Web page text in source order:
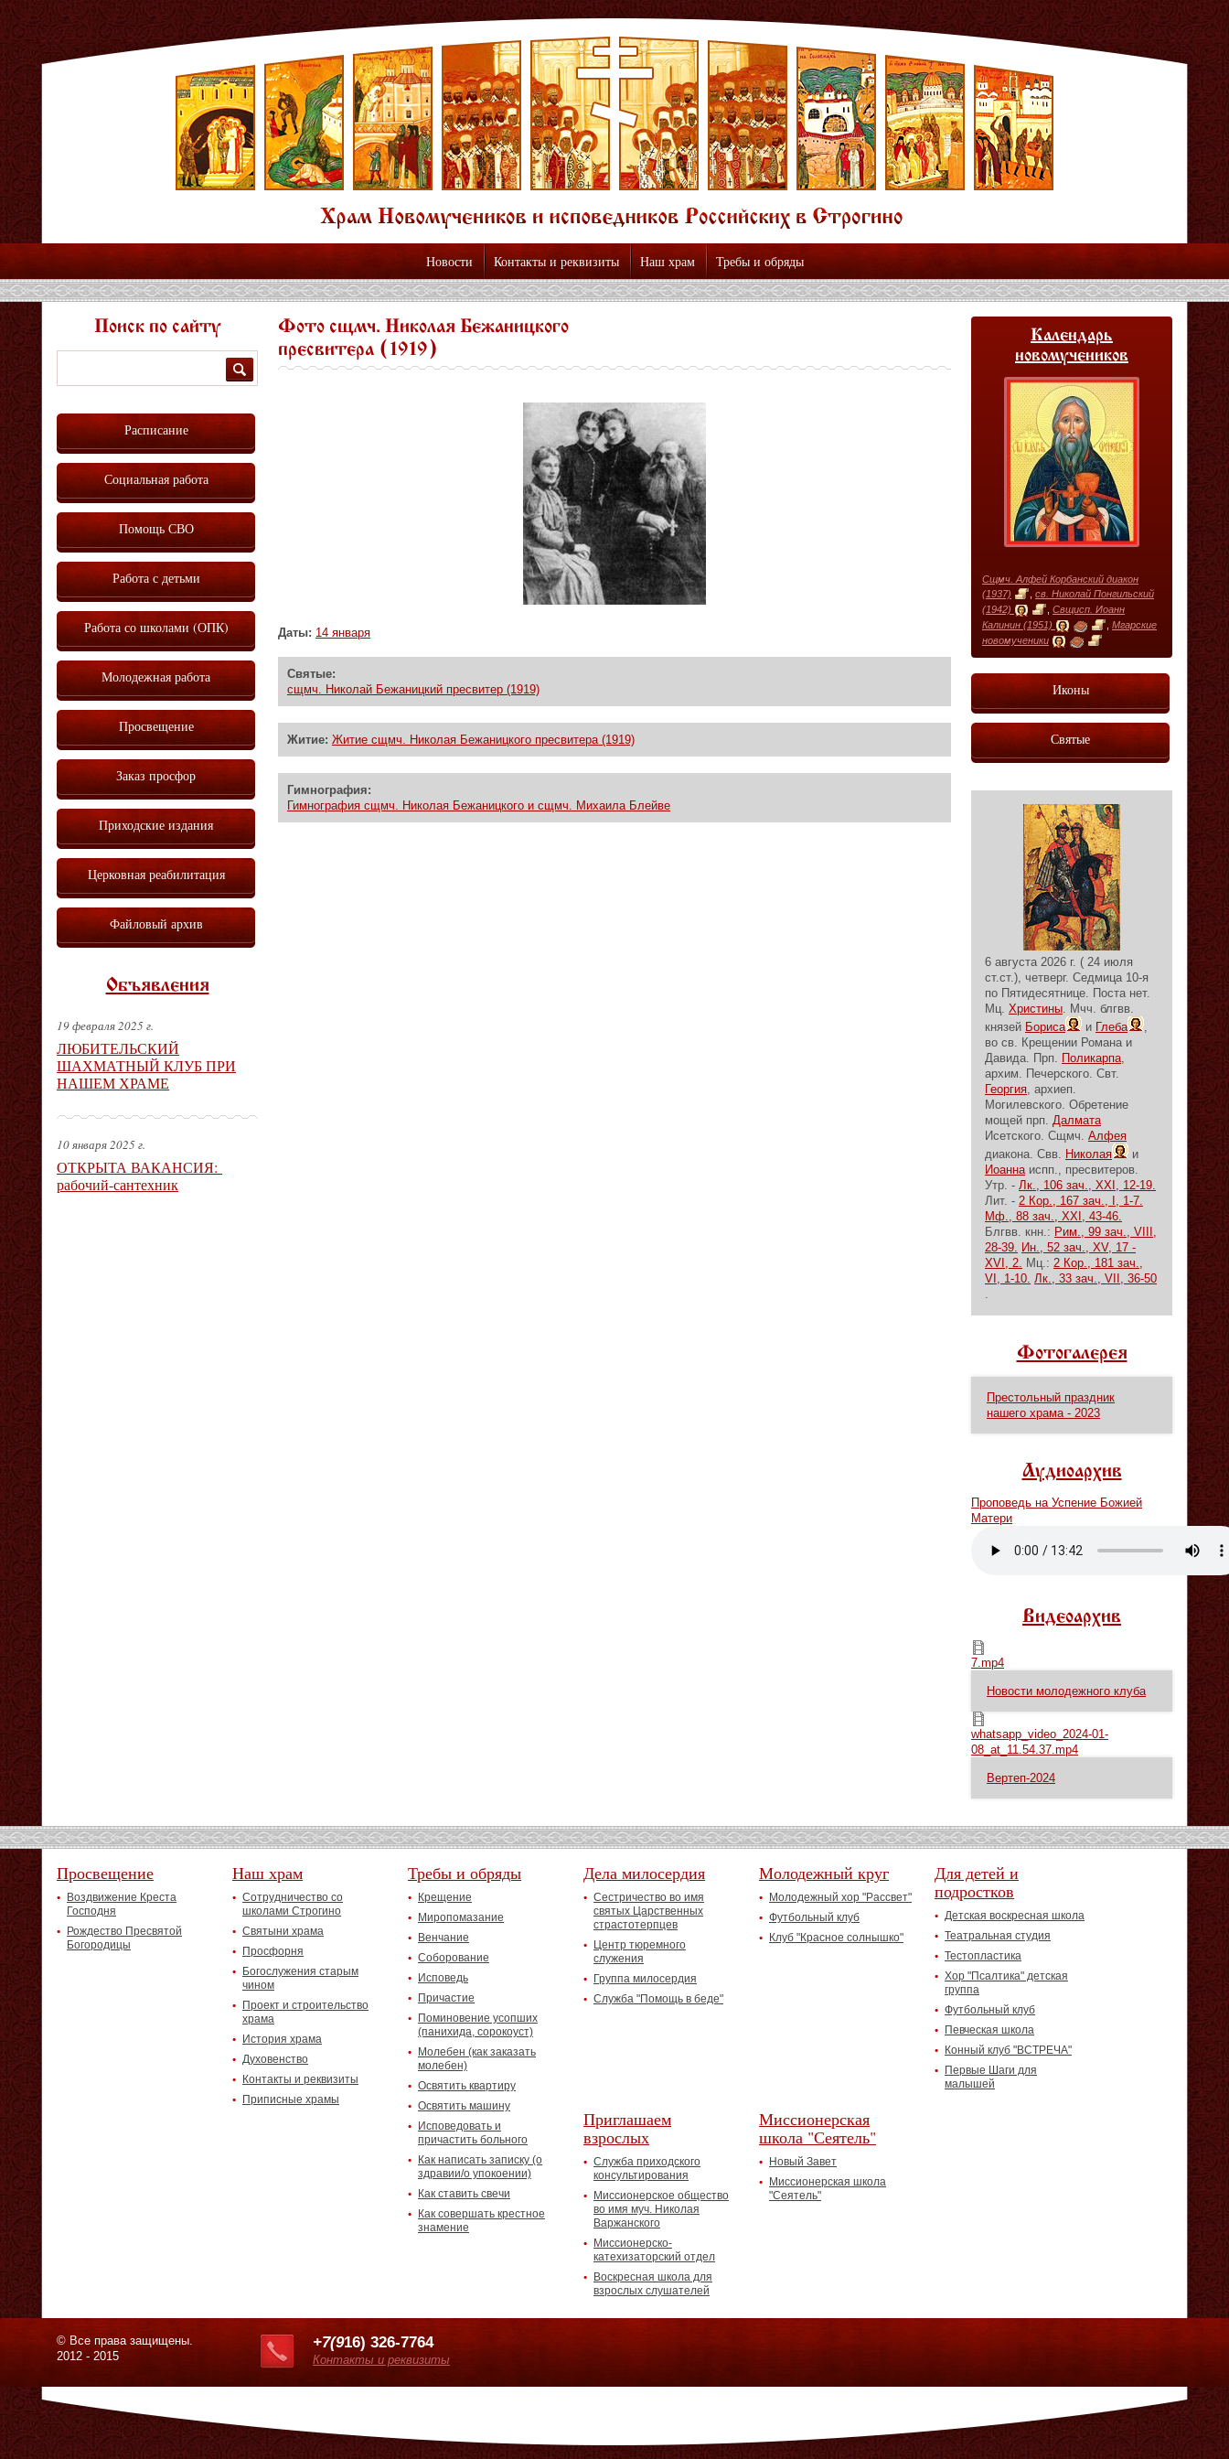
Новости Контакты и реквизиты Наш храм Требы и обряды
Фото сщмч. Николая Бежаницкого
пресвитера (1919)
Даты: 14 января
Святые:
сщмч. Николай Бежаницкий пресвитер (1919)
Житие: Житие сщмч. Николая Бежаницкого пресвитера (1919)
Гимнография:
Гимнография сщмч. Николая Бежаницкого и сщмч. Михаила Блейве
Поиск по сайту
Расписание
Социальная работа
Помощь СВО
Работа с детьми
Работа со школами (ОПК)
Молодежная работа
Просвещение
Заказ просфор
Приходские издания
Церковная реабилитация
Файловый архив
Объявления
19 февраля 2025 г.
ЛЮБИТЕЛЬСКИЙ
ШАХМАТНЫЙ КЛУБ ПРИ
НАШЕМ ХРАМЕ
10 января 2025 г.
ОТКРЫТА ВАКАНСИЯ:
рабочий-сантехник
Календарь
новомучеников
Сщмч. Алфей Корбанский диакон
(1937)
св. Николай Понгильский
(1942)
Свщисп. Иоанн
Калинин (1951)
Мгарские
новомученики
Иконы
Святые
6 августа 2026 г. ( 24 июля
ст.ст.), четверг. Седмица 10-я
по Пятидесятнице. Поста нет.
Мц. Христины. Мчч. блгвв.
князей Бориса и Глеба
,
во св. Крещении Романа и
Давида. Прп. Поликарпа,
архим. Печерского. Свт.
Георгия, архиеп.
Могилевского. Обретение
мощей прп. Далмата
Исетского. Сщмч. Алфея
диакона. Свв. Николая
и
Иоаннаиспп., пресвитеров.
Утр. - Лк., 106 зач., XXI, 12-19.
Лит. - 2 Кор., 167 зач., I, 1-7.
Мф., 88 зач., XXI, 43-46.
Блгвв. кнн.: Рим., 99 зач., VIII,
28-39. Ин., 52 зач., XV, 17 -
XVI, 2. Мц.: 2 Кор., 181 зач.,
VI, 1-10. Лк., 33 зач., VII, 36-50
.
Фотогалерея
Престольный праздник
нашего храма - 2023
Аудиоархив
Проповедь на Успение Божией
Матери
Видеоархив
7.mp4
7.mp4
Новости молодежного клуба
whatsapp_video_2024-01-08_at_11.54.37.mp4
whatsapp_video_2024-01-
08_at_11.54.37.mp4
Вертеп-2024
Просвещение
Воздвижение Креста
Господня
Рождество Пресвятой
Богородицы
Наш храм
Сотрудничество со
школами Строгино
Святыни храма
Просфорня
Богослужения старым
чином
Проект и строительство
храма
История храма
Духовенство
Контакты и реквизиты
Приписные храмы
Требы и обряды
Крещение
Миропомазание
Венчание
Соборование
Исповедь
Причастие
Поминовение усопших
(панихида, сорокоуст)
Молебен (как заказать
молебен)
Освятить квартиру
Освятить машину
Исповедовать и
причастить больного
Как написать записку (о
здравии/о упокоении)
Как ставить свечи
Как совершать крестное
знамение
Дела милосердия
Сестричество во имя
святых Царственных
страстотерпцев
Центр тюремного
служения
Группа милосердия
Служба "Помощь в беде"
Молодежный круг
Молодежный хор "Рассвет"
Футбольный клуб
Клуб "Красное солнышко"
Для детей и
подростков
Детская воскресная школа
Театральная студия
Тестопластика
Хор "Псалтика" детская
группа
Футбольный клуб
Певческая школа
Конный клуб "ВСТРЕЧА"
Первые Шаги для
малышей
Приглашаем
взрослых
Служба приходского
консультирования
Миссионерское общество
во имя муч. Николая
Варжанского
Миссионерско-
катехизаторский отдел
Воскресная школа для
взрослых слушателей
Миссионерская
школа "Сеятель"
Новый Завет
Миссионерская школа
"Сеятель"
© Все права защищены.
2012 - 2015
+7(916) 326-7764
Контакты и реквизиты